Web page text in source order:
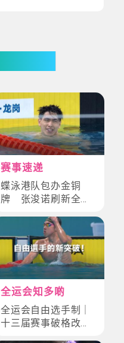
赛事速递
蝶泳港队包办金铜
牌 张浚诺刷新全国
全运会知多啲
全运会自由选手制｜
十三届赛事破格改